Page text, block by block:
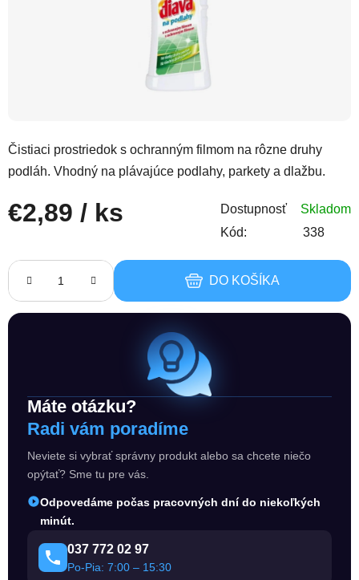
Čistiaci prostriedok s ochranným filmom na rôzne druhy
podláh. Vhodný na plávajúce podlahy, parkety a dlažbu.
€2,89 / ks Dostupnosť
Skladom
Kód:
338
DO KOŠÍKA
Máte otázku?
Radi vám poradíme
Neviete si vybrať správny produkt alebo sa chcete niečo
opýtať? Sme tu pre vás.
Odpovedáme počas pracovných dní do niekoľkých
minút.
037 772 02 97
Po-Pia: 7:00 – 15:30